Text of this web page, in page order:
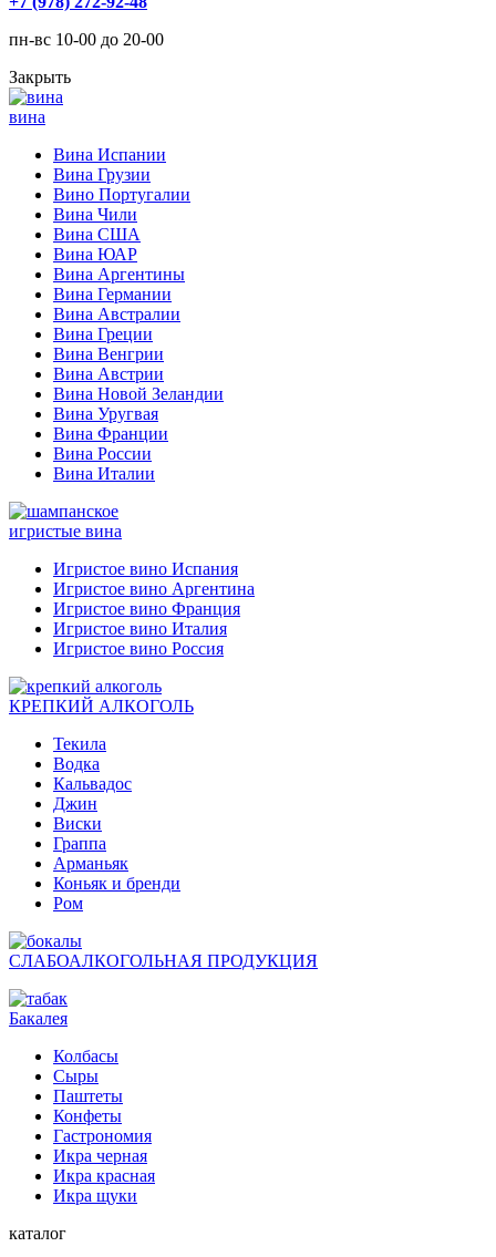
пн-вс 10-00 до 20-00
Закрыть
вина
Вина Испании
Вина Грузии
Вино Португалии
Вина Чили
Вина США
Вина ЮАР
Вина Аргентины
Вина Германии
Вина Австралии
Вина Греции
Вина Венгрии
Вина Австрии
Вина Новой Зеландии
Вина Уругвая
Вина Франции
Вина России
Вина Италии
игристые вина
Игристое вино Испания
Игристое вино Аргентина
Игристое вино Франция
Игристое вино Италия
Игристое вино Россия
КРЕПКИЙ АЛКОГОЛЬ
Текила
Водка
Кальвадос
Джин
Виски
Граппа
Арманьяк
Коньяк и бренди
Ром
СЛАБОАЛКОГОЛЬНАЯ ПРОДУКЦИЯ
Бакалея
Колбасы
Сыры
Паштеты
Конфеты
Гастрономия
Икра черная
Икра красная
Икра щуки
каталог